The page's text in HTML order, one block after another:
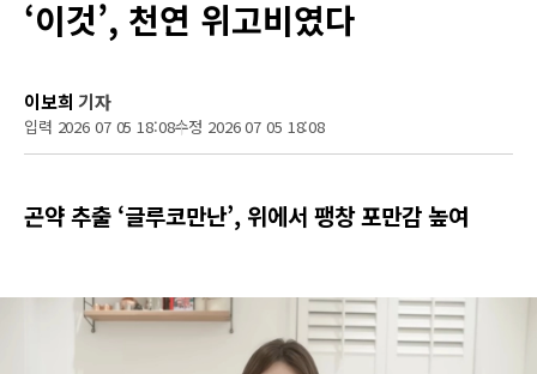
‘이것’, 천연 위고비였다
이보희 기자
입력 2026 07 05 18:08수정 2026 07 05 18:08
곤약 추출 ‘글루코만난’, 위에서 팽창 포만감 높여